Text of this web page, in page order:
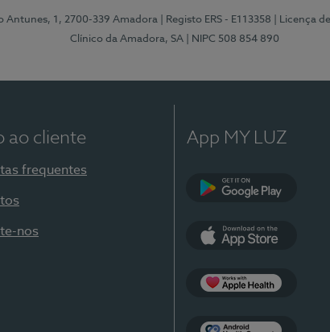
Antunes, 1, 2700-339 Amadora | Registo ERS - E113358 | Licença
Clínico da Amadora, SA
| NIPC 508 854 890
ao cliente
frequentes
nos
App MY LUZ